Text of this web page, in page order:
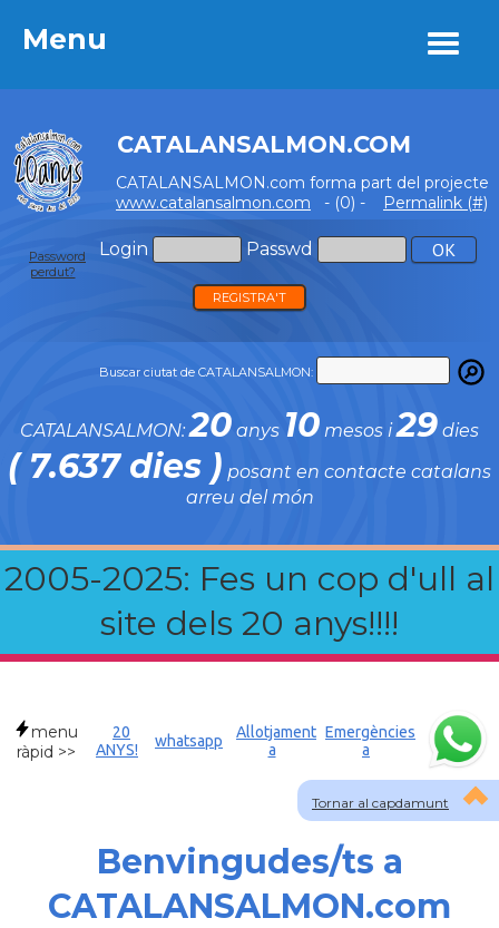
Menu
CATALANSALMON.COM
CATALANSALMON.com forma part del projecte
www.catalansalmon.com - (0) - Permalink (#)
Login Passwd
Password
perdut?
REGISTRA'T
Buscar ciutat de CATALANSALMON:
CATALANSALMON:20 anys 10 mesos i29 dies
( 7.637 dies ) posant en contacte catalans
arreu del món
2005-2025: Fes un cop d'ull al
site dels 20 anys!!!!
Menu
Tornar al capdamunt
menu
ràpid >>
20
ANYS!
whatsapp
Allotjament
a
Emergències
a
Benvingudes/ts a
CATALANSALMON.com